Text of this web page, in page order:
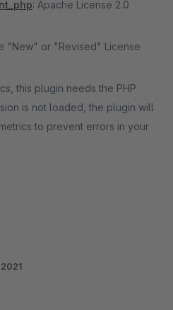
: Apache License 2.0
"New" or "Revised" License
this plugin needs the PHP
is not loaded, the plugin will
to prevent errors in your